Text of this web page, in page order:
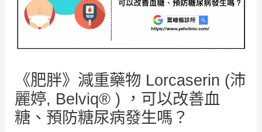
《肥胖》減重藥物 Lorcaserin (沛
麗婷, Belviq® ) ，可以改善血
糖、預防糖尿病發生嗎？